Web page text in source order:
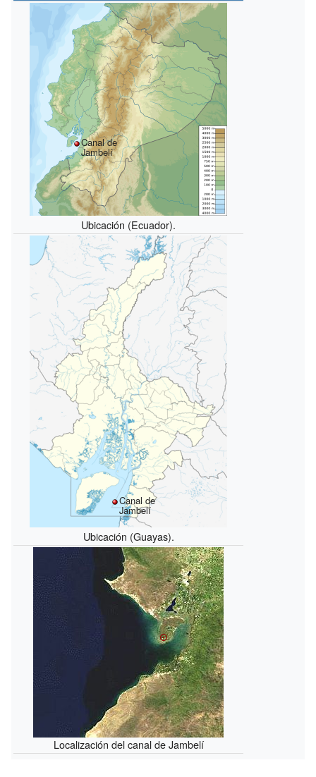
Canal de
Jambelí
Ubicación (Ecuador).
Canal de
Jambelí
Ubicación (Guayas).
Localización del canal de Jambelí